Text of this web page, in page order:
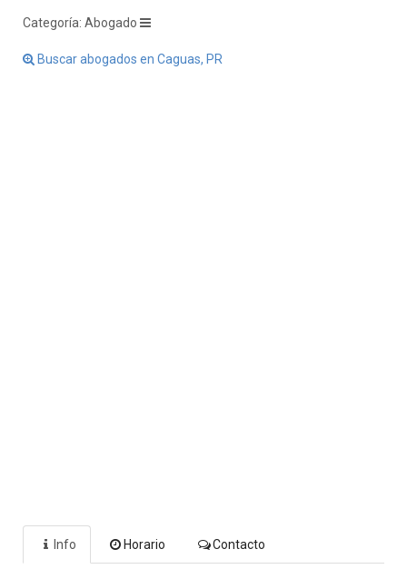
Categoría: Abogado
Buscar abogados en Caguas, PR
Info Horario Contacto